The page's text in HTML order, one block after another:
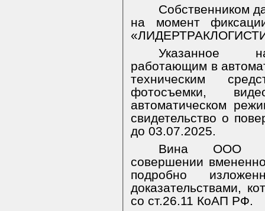
Собственником
на момент
Указанное
работающим в
техническим
фотосъемки,
автоматическом
свидетельство о
до 03.07.2025.
Вина ООО
совершении
подробно
доказательствами,
со ст.26.11 КоАП РФ.